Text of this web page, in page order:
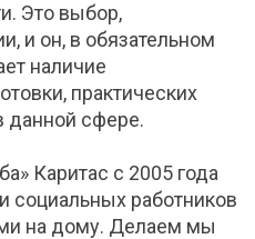
Это выбор,
и он, в обязательном
наличие
практических
данной сфере.
Каритас с 2005 года
социальных работников
на дому. Делаем мы